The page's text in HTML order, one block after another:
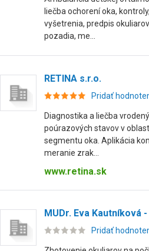
liečba ochorení oka,
vyšetrenia, predpis
pozadia, me...
RETINA s.r.o.
Pridať
Diagnostika a liečba
poúrazových stavov v
segmentu oka. Aplikácia
meranie zrak...
www.retina.sk
MUDr. Eva Kautníková
Pridať